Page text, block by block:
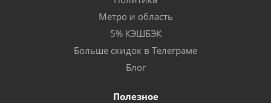
Метро и область
5% КЭШБЭК
Больше скидок в Телеграме
Блог
Полезное